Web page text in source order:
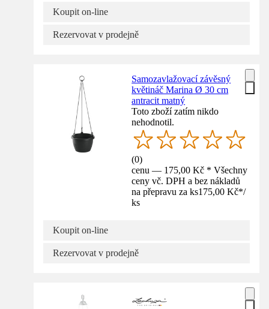
Koupit on-line
Rezervovat v prodejně
Samozavlažovací závěsný
květináč Marina Ø 30 cm
antracit matný
Toto zboží zatím nikdo
nehodnotil.
(0)
cenu — 175,00 Kč * Všechny
ceny vč. DPH a bez nákladů
na přepravu za ks175,00 Kč*/
ks
Koupit on-line
Rezervovat v prodejně